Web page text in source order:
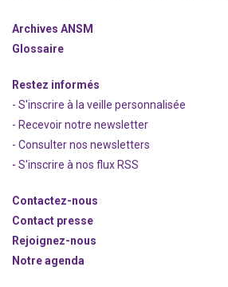
Archives ANSM
Glossaire
Restez informés
- S'inscrire à la veille personnalisée
- Recevoir notre newsletter
- Consulter nos newsletters
- S'inscrire à nos flux RSS
Contactez-nous
Contact presse
Rejoignez-nous
Notre agenda